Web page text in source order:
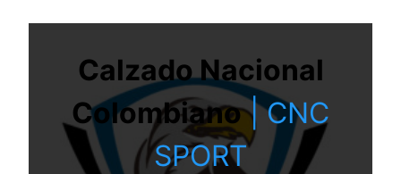
Calzado Nacional
Colombiano| CNC
SPORT